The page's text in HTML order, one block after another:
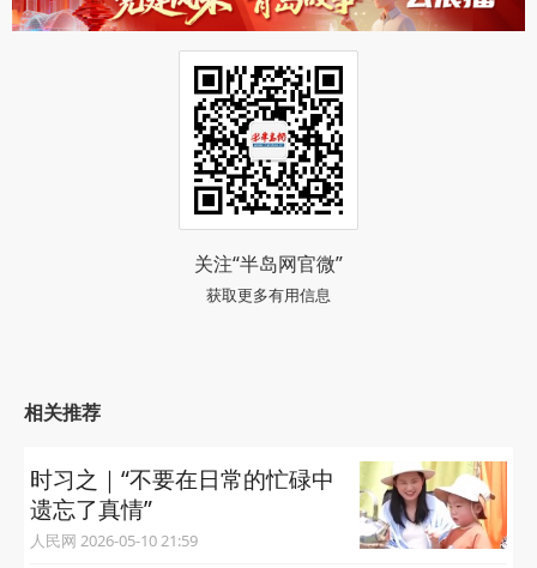
关注“半岛网官微”
获取更多有用信息
相关推荐
时习之｜“不要在日常的忙碌中
遗忘了真情”
人民网 2026-05-10 21:59